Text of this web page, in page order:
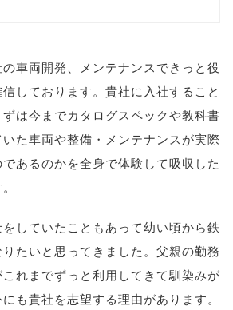
車両開発、メンテナンスできっと役
しております。貴社に入社すること
は今までカタログスペックや教科書
た車両や整備・メンテナンスが実際
あるのかを全身で体験して吸収した
していたこともあって幼い頃から鉄
たいと思ってきました。父親の勤務
れまでずっと利用してきて馴染みが
も貴社を志望する理由があります。